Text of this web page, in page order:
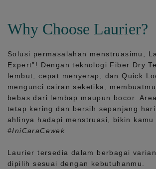
Why Choose Laurier?
Solusi permasalahan menstruasimu,
Expert”! Dengan teknologi Fiber Dry
lembut, cepat menyerap, danQuick
mengunci cairan seketika,
bebas dari lembap maupun bocor.
tetap kering dan bersih sepanjang hari.
ahlinya hadapi menstruasi, bikin kamu
#IniCaraCewek
Laurier tersedia dalam berbagai
dipilih sesuai dengan kebutuhanmu.